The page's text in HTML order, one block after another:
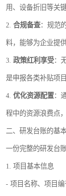
用、设备折旧等关
2. 合规备查：规范
料，能够为企业提
3. 政策红利享受：
是申报各类补贴项
4. 优化资源配置：
程中的资源浪费点
二、研发台账的基
一份完整的研发台
1. 项目基本信息
- 项目名称、项目编